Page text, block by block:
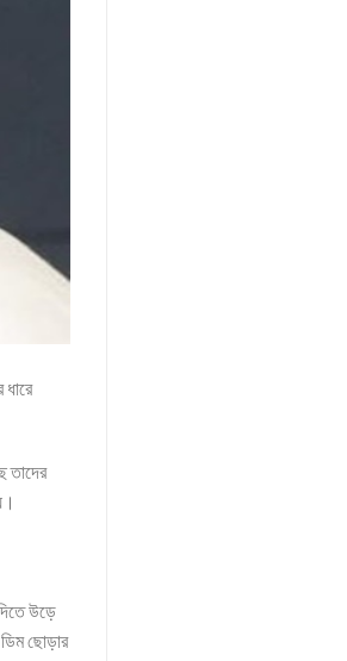
তাদের
উড়ে
ছোড়ার